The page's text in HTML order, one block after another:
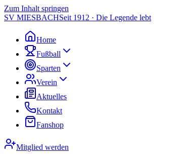
Zum Inhalt springen
SV MIESBACHSeit 1912 · Die Legende lebt
Home
Fußball
Sparten
Verein
Aktuelles
Kontakt
Fanshop
Mitglied werden